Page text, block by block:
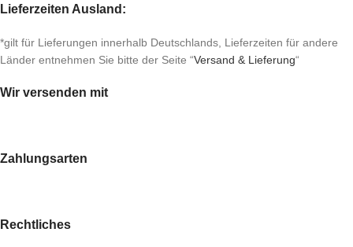
Lieferzeiten Ausland:
*gilt für Lieferungen innerhalb Deutschlands, Lieferzeiten für andere
Länder entnehmen Sie bitte der Seite “Versand & Lieferung“
Wir versenden mit
Zahlungsarten
Rechtliches